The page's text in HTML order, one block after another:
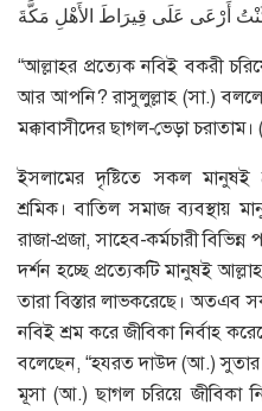
“আল্লাহর প্রত্যেক নবিই বকরী
আর আপনি? রাসুলুল্লাহ (সা.)
মক্কাবাসীদের ছাগল-ভেড়া চরাতাম।
ইসলামের দৃষ্টিতে সকল
শ্রমিক। বাতিল সমাজ ব্যবস্থায়
রাজা-প্রজা, সাহেব-কর্মচারী
দর্শন হচ্ছে প্রত্যেকটি মানুষই
তারা বিস্তার লাভকরেছে।
নবিই শ্রম করে জীবিকা নির্বাহ
বলেছেন, “হযরত দাউদ (আ.) সুতার
মূসা (আ.) ছাগল চরিয়ে জীবিকা